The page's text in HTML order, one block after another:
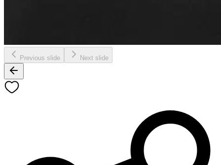
Previous slide Next slide